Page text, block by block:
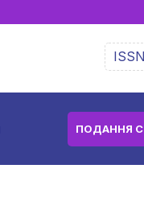
ПОДАННЯ